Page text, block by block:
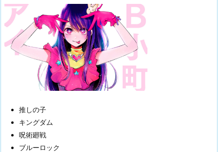
推しの子
キングダム
呪術廻戦
ブルーロック